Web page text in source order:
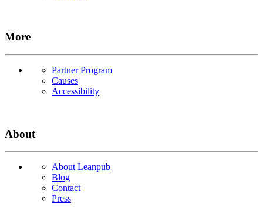
More
Partner Program
Causes
Accessibility
About
About Leanpub
Blog
Contact
Press